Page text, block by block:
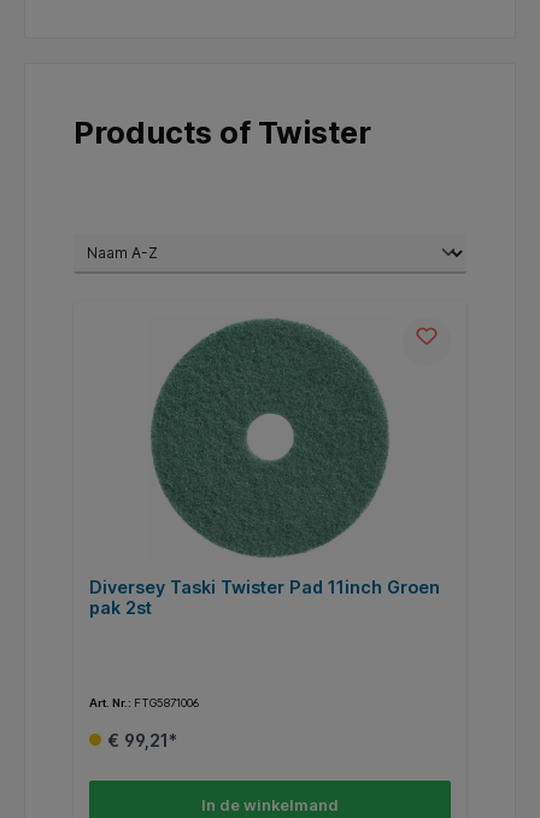
Products of Twister
Diversey Taski Twister Pad 11inch Groen
pak 2st
Art. Nr.: FTG5871006
€ 99,21*
In de winkelmand